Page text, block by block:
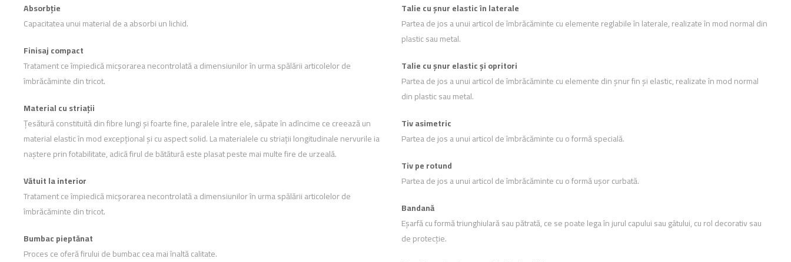
Absorbție
Capacitatea unui material de a absorbi un lichid.
Finisaj compact
Tratament ce împiedică micșorarea necontrolată a dimensiunilor în urma spălării articolelor de
îmbrăcăminte din tricot.
Material cu striații
Țesătură constituită din fibre lungi și foarte fine, paralele între ele, săpate în adîncime ce creează un
material elastic în mod excepțional și cu aspect solid. La materialele cu striații longitudinale nervurile ia
naștere prin fotabilitate, adică firul de bătătură este plasat peste mai multe fire de urzeală.
Vătuit la interior
Tratament ce împiedică micșorarea necontrolată a dimensiunilor în urma spălării articolelor de
îmbrăcăminte din tricot.
Bumbac pieptănat
Proces ce oferă firului de bumbac cea mai înaltă calitate.
Talie cu șnur elastic în laterale
Partea de jos a unui articol de îmbrăcăminte cu elemente reglabile în laterale, realizate în mod normal din
plastic sau metal.
Talie cu șnur elastic și opritori
Partea de jos a unui articol de îmbrăcăminte cu elemente din șnur fin și elastic, realizate în mod normal
din plastic sau metal.
Tiv asimetric
Partea de jos a unui articol de îmbrăcăminte cu o formă specială.
Tiv pe rotund
Partea de jos a unui articol de îmbrăcăminte cu o formă ușor curbată.
Bandană
Eșarfă cu formă triunghiulară sau pătrată, ce se poate lega în jurul capului sau gâtului, cu rol decorativ sau
de protecție.